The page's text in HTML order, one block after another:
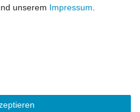
GmbH. Alle Rechte
unserem Impressum